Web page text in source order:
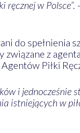
ręcznej w Polsce”.
do spełnienia
związane z
Piłki
i
istniejących w